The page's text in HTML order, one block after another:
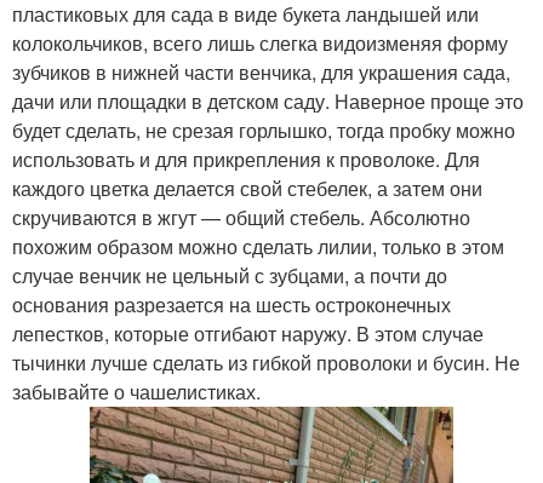
пластиковых для сада в виде букета ландышей или
колокольчиков, всего лишь слегка видоизменяя форму
зубчиков в нижней части венчика, для украшения сада,
дачи или площадки в детском саду. Наверное проще это
будет сделать, не срезая горлышко, тогда пробку можно
использовать и для прикрепления к проволоке. Для
каждого цветка делается свой стебелек, а затем они
скручиваются в жгут — общий стебель. Абсолютно
похожим образом можно сделать лилии, только в этом
случае венчик не цельный с зубцами, а почти до
основания разрезается на шесть остроконечных
лепестков, которые отгибают наружу. В этом случае
тычинки лучше сделать из гибкой проволоки и бусин. Не
забывайте о чашелистиках.